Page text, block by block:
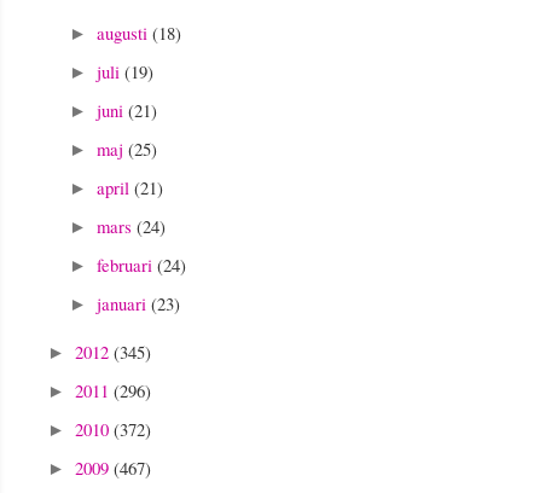
► augusti (18)
► juli (19)
► juni (21)
► maj (25)
► april (21)
► mars (24)
► februari (24)
► januari (23)
► 2012 (345)
► 2011 (296)
► 2010 (372)
► 2009 (467)